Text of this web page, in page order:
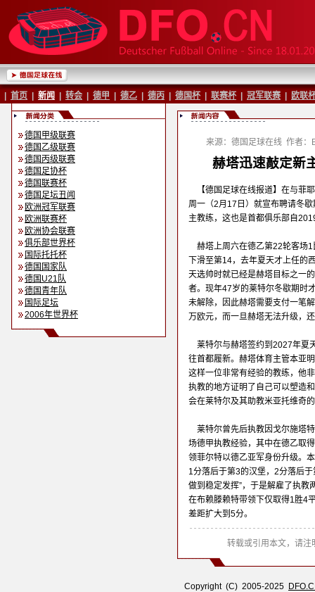
首页 新闻 转会 德甲 德乙 德丙 德国杯 联赛杯 冠军联赛 欧联
德国甲级联赛
德国乙级联赛
德国丙级联赛
德国足协杯
德国联赛杯
德国足坛丑闻
欧洲冠军联赛
欧洲联赛杯
欧洲协会联赛
俱乐部世界杯
国际托托杯
德国国家队
德国U21队
德国青年队
国际足坛
2006年世界杯
来源：德国足球在线 作者：
赫塔迅速敲定新
【德国足球在线报道】在与菲
周一（2月17日）就宣布聘请冬
主教练，这也是首都俱乐部自
赫塔上周六在德乙第22轮客场
下滑至第14，去年夏天才上任的
天选帅时就已经是赫塔目标之一
者。现年47岁的莱特尔冬歇期时
未解除，因此赫塔需要支付一笔
万欧元，而一旦赫塔无法升级，
莱特尔与赫塔签约到2027年夏
往首都履新。赫塔体育主管本亚
这样一位非常有经验的教练，他
执教的地方证明了自己可以塑造
会在莱特尔及其助教米亚托维奇
莱特尔曾先后执教因戈尔施塔
场德甲执教经验，其中在德乙取
领菲尔特以德乙亚军身份升级。
1分落后于第3的汉堡，2分落后
做到稳定发挥”，于是解雇了执教
在布赖滕赖特带领下仅取得1胜4
差距扩大到5分。
转载或引用本文，请注
Copyright (C) 2005-2025